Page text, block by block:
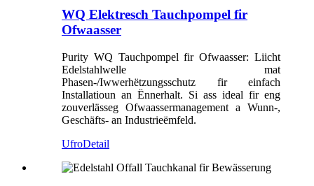
WQ Elektresch Tauchpompel fir
Ofwaasser
Purity WQ Tauchpompel fir Ofwaasser: Liicht
Edelstahlwelle mat
Phasen-/Iwwerhëtzungsschutz fir einfach
Installatioun an Ënnerhalt. Si ass ideal fir eng
zouverlässeg Ofwaassermanagement a Wunn-,
Geschäfts- an Industrieëmfeld.
UfroDetail